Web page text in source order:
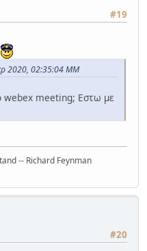
#19
2020, 02:35:04 ΜΜ
meeting; Εστω με
-- Richard Feynman
#20